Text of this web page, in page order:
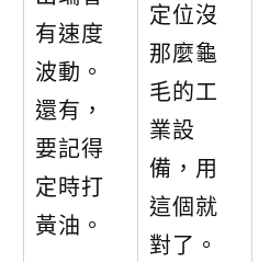
有速度
波動。
還有，
要記得
定時打
黃油。
定位沒
那麼龜
毛的工
業設
備，用
這個就
對了。